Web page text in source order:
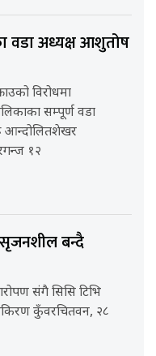
वडा अध्यक्ष आशुतोष
विरोधमा
सम्पूर्ण वडा
आन्दोलितशेखर
१२
सृजनशील बन्दै
संगै सिसि टिभि
कुँवरचितवन, २८